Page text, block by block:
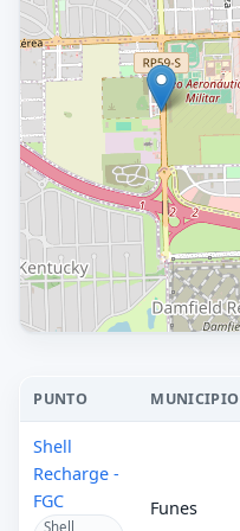
PUNTO MUNICIPIO
Shell
Recharge -
FGC
Shell
Funes